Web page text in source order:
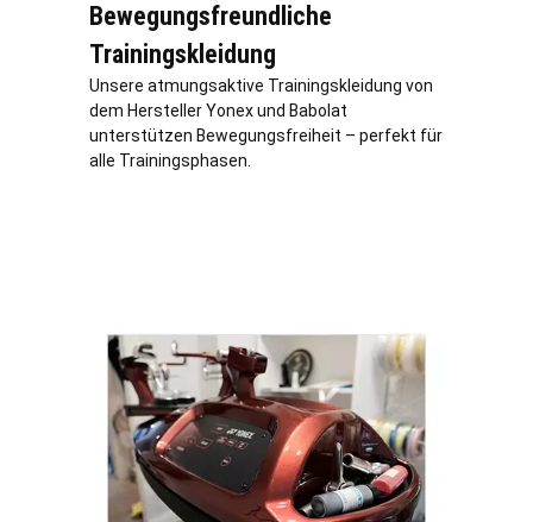
Bewegungsfreundliche
Trainingskleidung
Unsere atmungsaktive Trainingskleidung von
dem Hersteller Yonex und Babolat
unterstützen Bewegungsfreiheit – perfekt für
alle Trainingsphasen.